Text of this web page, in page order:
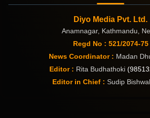
Diyo Media Pvt. Ltd.
Anamnagar, Kathmandu,
Regd No : 521/2074-75
News Coordinator : Madan
Editor : Rita Budhathoki
Editor in Chief : Sudip